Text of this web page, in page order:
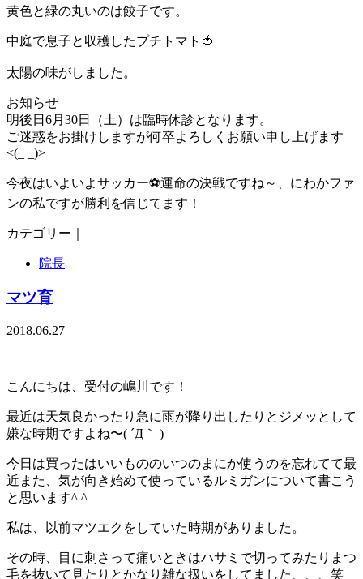
黄色と緑の丸いのは餃子です。
中庭で息子と収穫したプチトマト🍅
太陽の味がしました。
お知らせ
明後日6月30日（土）は臨時休診となります。
ご迷惑をお掛けしますが何卒よろしくお願い申し上げます
<(_ _)>
今夜はいよいよサッカー⚽運命の決戦ですね～、にわかファ
ンの私ですが勝利を信じてます！
カテゴリー｜
院長
マツ育
2018.06.27
こんにちは、受付の嶋川です！
最近は天気良かったり急に雨が降り出したりとジメッとして
嫌な時期ですよね〜( ´Д｀ )
今日は買ったはいいもののいつのまにか使うのを忘れてて最
近また、気が向き始めて使っているルミガンについて書こう
と思います^ ^
私は、以前マツエクをしていた時期がありました。
その時、目に刺さって痛いときはハサミで切ってみたりまつ
毛を抜いて見たりとかなり雑な扱いをしてました、、、笑